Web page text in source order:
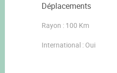
Déplacements
Rayon : 100 Km
International : Oui